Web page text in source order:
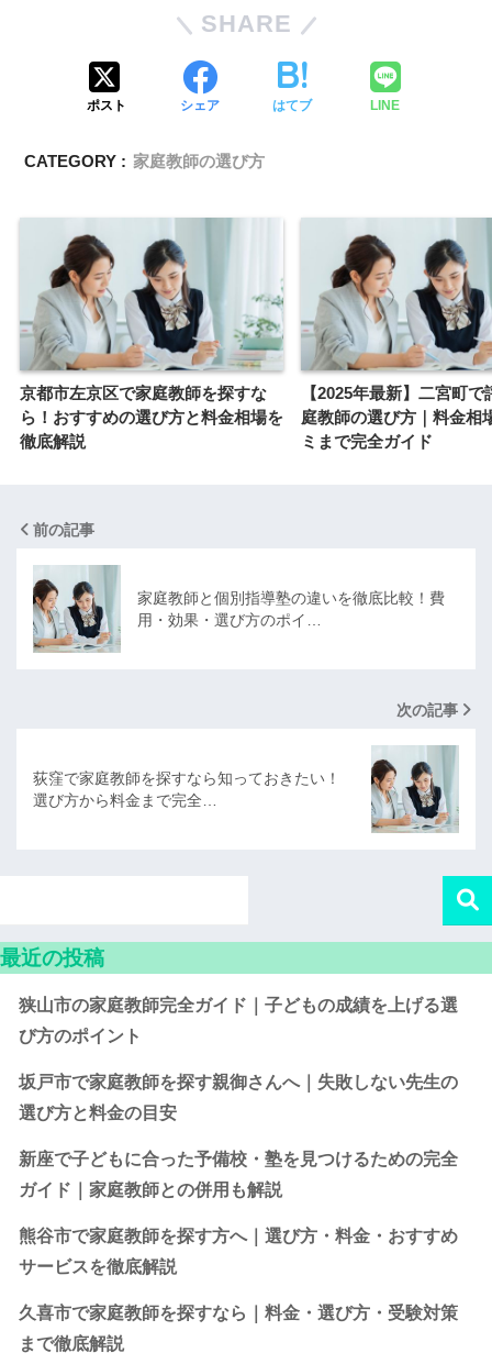
SHARE
ポスト シェア はてブ LINE
CATEGORY : 家庭教師の選び方
京都市左京区で家庭教師を探すな
ら！おすすめの選び方と料金相場を
徹底解説
【2025年最新】二宮町で
庭教師の選び方｜料金相
ミまで完全ガイド
前の記事
家庭教師と個別指導塾の違いを徹底比較！費
用・効果・選び方のポイ…
次の記事
荻窪で家庭教師を探すなら知っておきたい！
選び方から料金まで完全…
最近の投稿
狭山市の家庭教師完全ガイド｜子どもの成績を上げる選
び方のポイント
坂戸市で家庭教師を探す親御さんへ｜失敗しない先生の
選び方と料金の目安
新座で子どもに合った予備校・塾を見つけるための完全
ガイド｜家庭教師との併用も解説
熊谷市で家庭教師を探す方へ｜選び方・料金・おすすめ
サービスを徹底解説
久喜市で家庭教師を探すなら｜料金・選び方・受験対策
まで徹底解説